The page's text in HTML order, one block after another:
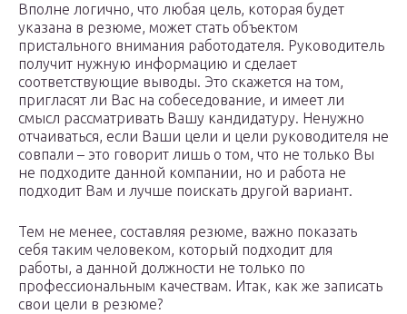
Вполне логично, что любая цель, которая будет
указана в резюме, может стать объектом
пристального внимания работодателя. Руководитель
получит нужную информацию и сделает
соответствующие выводы. Это скажется на том,
пригласят ли Вас на собеседование, и имеет ли
смысл рассматривать Вашу кандидатуру. Ненужно
отчаиваться, если Ваши цели и цели руководителя не
совпали – это говорит лишь о том, что не только Вы
не подходите данной компании, но и работа не
подходит Вам и лучше поискать другой вариант.
Тем не менее, составляя резюме, важно показать
себя таким человеком, который подходит для
работы, а данной должности не только по
профессиональным качествам. Итак, как же записать
свои цели в резюме?